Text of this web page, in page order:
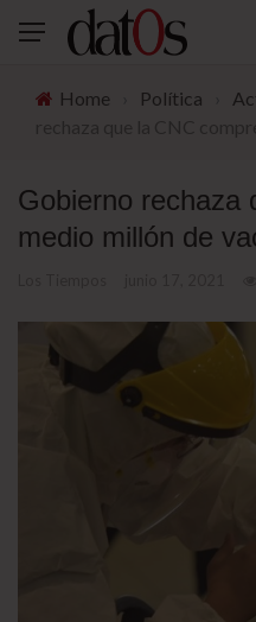
Home Política
Gobierno rechaza
medio millón de